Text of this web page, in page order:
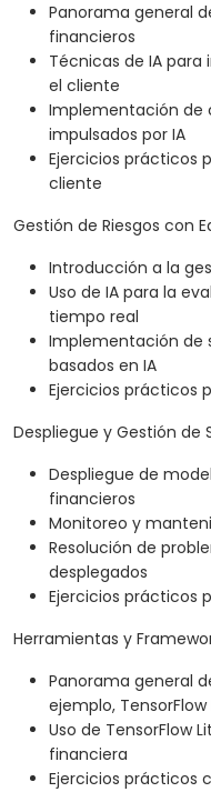
Panorama general
financieros
Técnicas de IA
el cliente
Implementación de
impulsados por IA
Ejercicios prácticos
cliente
Gestión de Riesgos con
Introducción a la
Uso de IA para la
tiempo real
Implementación de
basados en IA
Ejercicios prácticos
Despliegue y Gestión de
Despliegue de
financieros
Monitoreo y
Resolución de
desplegados
Ejercicios prácticos
Herramientas y
Panorama general
ejemplo, TensorFlow
Uso de TensorFlow
financiera
Ejercicios prácticos